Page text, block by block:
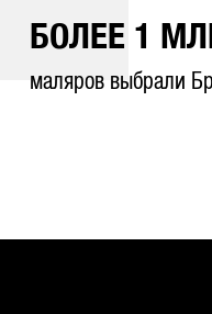
БОЛЕЕ 1
маляров выбрали